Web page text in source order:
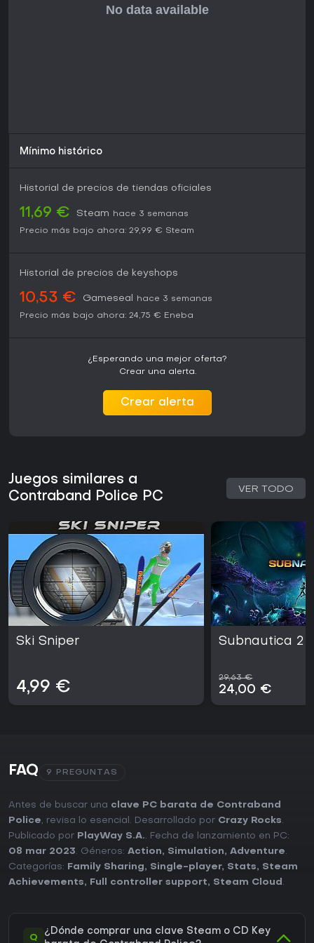
Si prefieres juegos que premian la atención al detalle por
Mínimo histórico
Historial de precios de tiendas oficiales
11,69 € Steam
hace 3 semanas
Precio más bajo ahora: 29,99 € Steam
Historial de precios de keyshops
10,53 € Gameseal
hace 3 semanas
Precio más bajo ahora: 24,75 € Eneba
¿Esperando una mejor oferta?
Crear una alerta.
Crear alerta
Juegos similares a
Contraband Police PC
VER TODO
Ski Sniper
4,99 €
Subnautica 2
29,63 €
24,00 €
FAQ 9 PREGUNTAS
Antes de buscar una clave PC barata de Contraband
Police, revisa lo esencial. Desarrollado por Crazy Rocks.
Publicado por PlayWay S.A.. Fecha de lanzamiento en PC:
08 mar 2023. Géneros: Action, Simulation, Adventure.
Categorías:
Family Sharing, Single-player, Stats, Steam
Achievements, Full controller support, Steam Cloud .
Q
¿Dónde comprar una clave Steam o CD Key